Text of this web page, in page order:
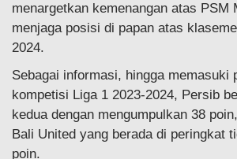
menargetkan kemenangan atas PSM
menjaga posisi di papan atas
2024.
Sebagai informasi, hingga memasuki
kompetisi Liga 1 2023-2024, Persib
kedua dengan mengumpulkan 38
Bali United yang berada di peringkat
poin.